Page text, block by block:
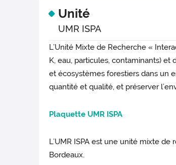
Unité
UMR ISPA
L’Unité Mixte de Recherche «
K, eau, particules, contaminants) et
et écosystèmes forestiers dans un
quantité et qualité, et préserver
Plaquette UMR ISPA
L’UMR ISPA est une unité mixte de
Bordeaux.